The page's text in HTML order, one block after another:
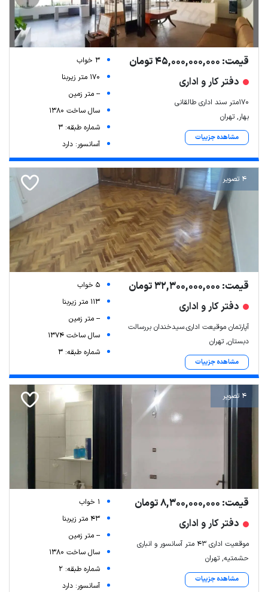
قیمت: 45,000,000,000 تومان
دفتر کار و اداری
۱۷۰متر سند اداری طالقانی
بهار, تهران
مشاهده جزییات
3 خواب
170 متر زیربنا
-- متر زمین
سال ساخت 1380
شماره طبقه: 3
آسانسور: دارد
4 تصویر
قیمت: 32,300,000,000 تومان
دفتر کار و اداری
آپارتمان موقیعت اداری.سیدخندان بررسالت
دبستان, تهران
مشاهده جزییات
5 خواب
113 متر زیربنا
-- متر زمین
سال ساخت 1374
شماره طبقه: 3
4 تصویر
قیمت: 8,300,000,000 تومان
دفتر کار و اداری
موقعیت اداری 43 متر آسانسور و انباری
حشمتیه, تهران
مشاهده جزییات
1 خواب
43 متر زیربنا
-- متر زمین
سال ساخت 1380
شماره طبقه: 2
آسانسور: دارد